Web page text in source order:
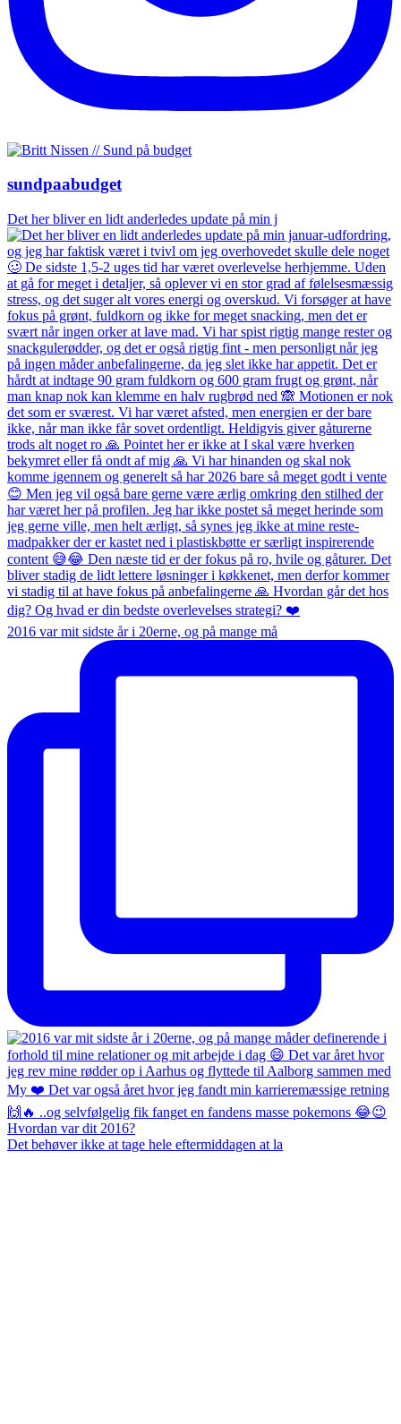
sundpaabudget
Det her bliver en lidt anderledes update på min j
2016 var mit sidste år i 20erne, og på mange må
Det behøver ikke at tage hele eftermiddagen at la